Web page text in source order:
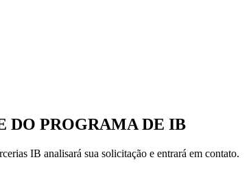
DO PROGRAMA DE IB
IB analisará sua solicitação e entrará em contato.